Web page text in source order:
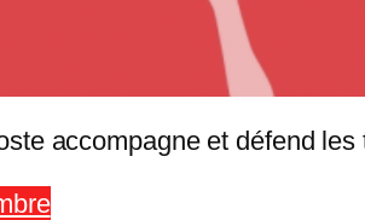
accompagne et défend